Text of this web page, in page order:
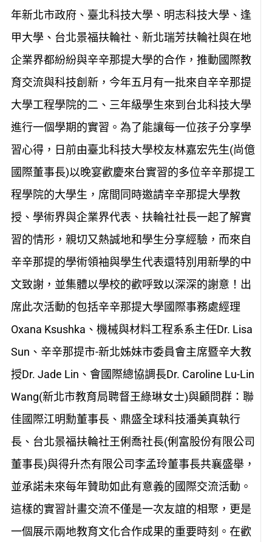
年新北市政府、臺北科技大學、明志科技大學、逢
甲大學、台北景福扶輪社、新北瑞芳扶輪社與在地
企業界都紛紛與辛辛那提大學的合作，推動國際教
育交流與科技創新，今年五月有一批來自辛辛那提
大學工程學院的二、三年級學生來到台北科技大學
進行一個學期的實習。為了能讓每一位孩子分享學
習心得，日前由臺北科技大學校友林嘉宏先生(尚億
國際董事長)以晚宴歡慶來台實習的多位辛辛那提工
程學院的大學生，席間同時邀請辛辛那提大學教
授、學術界與企業界代表、扶輪社社長一起了解實
習的情形，親切又熱誠地和學生分享經驗，而來自
辛辛那提的學術領袖與學生代表還特別用新學的中
文致謝，並集體以學校的歡呼致以深深的謝意！出
席此次活動的包括辛辛那提大學國際事務處經理
Oxana Ksushka、機械與材料工程系系主任Dr. Lisa
Sun、辛辛那提市-新北姊妹市委員會主席暨辛大教
授Dr. Jade Lin、會國際總協調長Dr. Caroline Lu-Lin
Wang(新北市教育局聘督王綠琳女士)與顧問群：聯
佳國際江明勳董事長、鼎盛全球科技潘美真執行
長、台北景福扶輪社王俐喬社長(俐富股份有限公司
董事長)與得升杰有限公司李孟玲董事長共襄盛舉，
並承諾未來每年贊助如此有意義的國際交流活動。
這樣的實習計畫交流不僅是一次友誼的相聚，更是
一個展示兩地教育文化合作成果的重要時刻。在歡